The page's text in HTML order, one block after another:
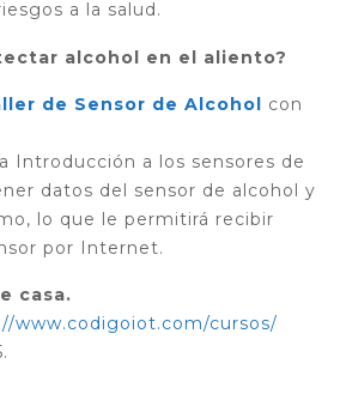
a la salud.
alcohol en el aliento?
de Sensor de Alcohol con
Introducción a los sensores de
datos del sensor de alcohol y
lo que le permitirá recibir
por Internet.
casa.
www.codigoiot.com/cursos/